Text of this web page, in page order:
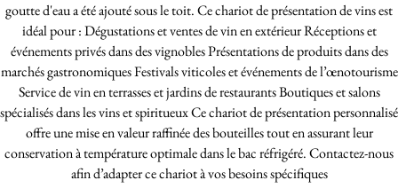
goutte d'eau a été ajouté sous le toit. Ce chariot de présentation de vins est
idéal pour : Dégustations et ventes de vin en extérieur Réceptions et
événements privés dans des vignobles Présentations de produits dans des
marchés gastronomiques Festivals viticoles et événements de l’œnotourisme
Service de vin en terrasses et jardins de restaurants Boutiques et salons
spécialisés dans les vins et spiritueux Ce chariot de présentation personnalisé
offre une mise en valeur raffinée des bouteilles tout en assurant leur
conservation à température optimale dans le bac réfrigéré. Contactez-nous
afin d’adapter ce chariot à vos besoins spécifiques